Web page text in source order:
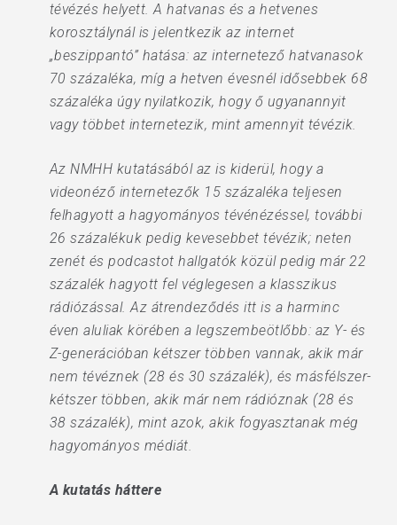
tévézés helyett. A hatvanas és a hetvenes
korosztálynál is jelentkezik az internet
„beszippantó” hatása: az internetező hatvanasok
70 százaléka, míg a hetven évesnél idősebbek 68
százaléka úgy nyilatkozik, hogy ő ugyanannyit
vagy többet internetezik, mint amennyit tévézik.
Az NMHH kutatásából az is kiderül, hogy a
videonéző internetezők 15 százaléka teljesen
felhagyott a hagyományos tévénézéssel, további
26 százalékuk pedig kevesebbet tévézik; neten
zenét és podcastot hallgatók közül pedig már 22
százalék hagyott fel véglegesen a klasszikus
rádiózással. Az átrendeződés itt is a harminc
éven aluliak körében a legszembeötlőbb: az Y- és
Z-generációban kétszer többen vannak, akik már
nem tévéznek (28 és 30 százalék), és másfélszer-
kétszer többen, akik már nem rádióznak (28 és
38 százalék), mint azok, akik fogyasztanak még
hagyományos médiát.
A kutatás háttere